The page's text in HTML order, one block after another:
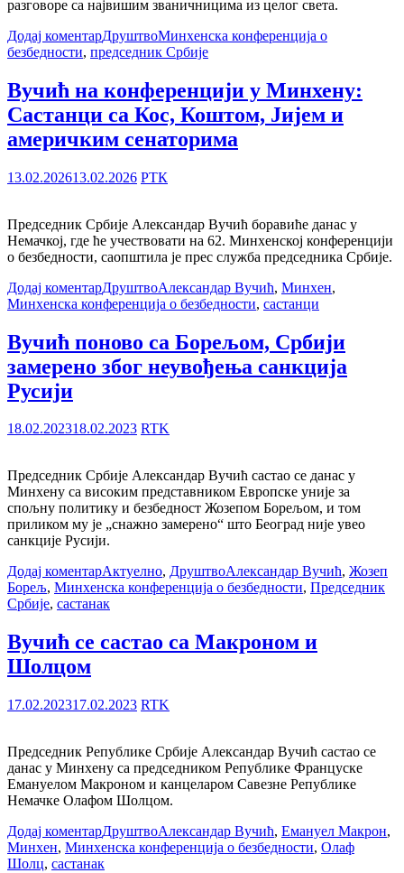
разговоре са највишим званичницима из целог света.
Додај коментарДруштвоМинхенска конференција о
безбедности, председник Србије
Вучић на конференцији у Минхену:
Састанци са Кос, Коштом, Јијем и
америчким сенаторима
13.02.202613.02.2026 РТК
Председник Србије Александар Вучић боравиће данас у
Немачкој, где ће учествовати на 62. Минхенској конференцији
о безбедности, саопштила је прес служба председника Србије.
Додај коментарДруштвоАлександар Вучић, Минхен,
Минхенска конференција о безбедности, састанци
Вучић поново са Борељом, Србији
замерено због неувођења санкција
Русији
18.02.202318.02.2023 RTK
Председник Србије Александар Вучић састао се данас у
Минхену са високим представником Европске уније за
спољну политику и безбедност Жозепом Борељом, и том
приликом му је „снажно замерено“ што Београд није увео
санкције Русији.
Додај коментарАктуелно, ДруштвоАлександар Вучић, Жозеп
Борељ, Минхенска конференција о безбедности, Председник
Србије, састанак
Вучић се састао са Макроном и
Шолцом
17.02.202317.02.2023 RTK
Председник Републике Србије Александар Вучић састао се
данас у Минхену са председником Републике Француске
Емануелом Макроном и канцеларом Савезне Републике
Немачке Олафом Шолцом.
Додај коментарДруштвоАлександар Вучић, Емануел Макрон,
Минхен, Минхенска конференција о безбедности, Олаф
Шолц, састанак